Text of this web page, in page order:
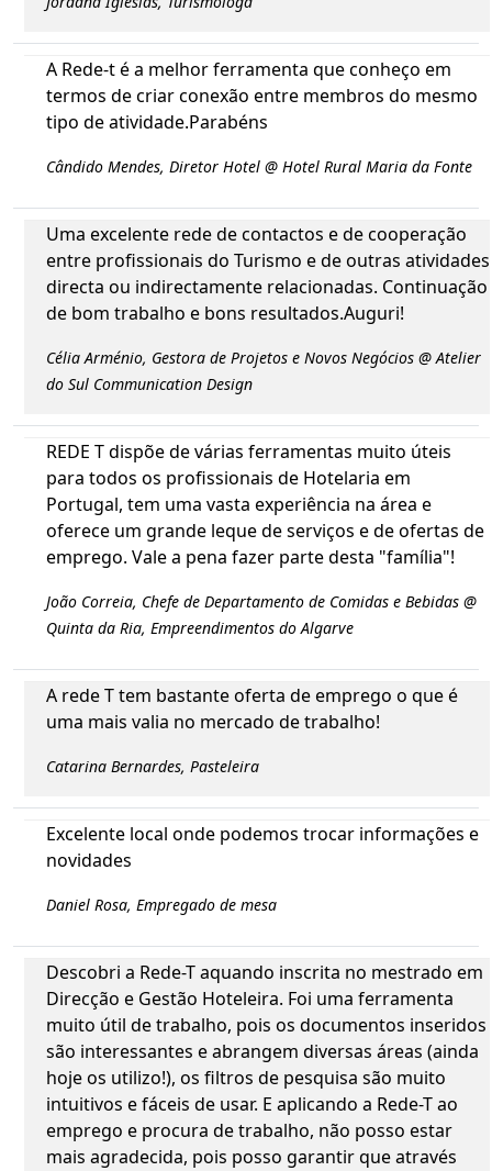
A Rede-t é a melhor ferramenta que conheço em
termos de criar conexão entre membros do mesmo
tipo de atividade.Parabéns
Cândido Mendes, Diretor Hotel @ Hotel Rural Maria da Fonte
Uma excelente rede de contactos e de cooperação
entre profissionais do Turismo e de outras atividades
directa ou indirectamente relacionadas. Continuação
de bom trabalho e bons resultados.Auguri!
Célia Arménio, Gestora de Projetos e Novos Negócios @ Atelier
do Sul Communication Design
REDE T dispõe de várias ferramentas muito úteis
para todos os profissionais de Hotelaria em
Portugal, tem uma vasta experiência na área e
oferece um grande leque de serviços e de ofertas de
emprego. Vale a pena fazer parte desta "família"!
João Correia, Chefe de Departamento de Comidas e Bebidas @
Quinta da Ria, Empreendimentos do Algarve
A rede T tem bastante oferta de emprego o que é
uma mais valia no mercado de trabalho!
Catarina Bernardes, Pasteleira
Excelente local onde podemos trocar informações e
novidades
Daniel Rosa, Empregado de mesa
Descobri a Rede-T aquando inscrita no mestrado em
Direcção e Gestão Hoteleira. Foi uma ferramenta
muito útil de trabalho, pois os documentos inseridos
são interessantes e abrangem diversas áreas (ainda
hoje os utilizo!), os filtros de pesquisa são muito
intuitivos e fáceis de usar. E aplicando a Rede-T ao
emprego e procura de trabalho, não posso estar
mais agradecida, pois posso garantir que através